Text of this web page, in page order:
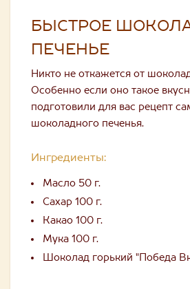
БЫСТРОЕ
ПЕЧЕНЬЕ
Никто не откажется от
Особенно если оно такое
подготовили для вас рецепт
шоколадного печенья.
Ингредиенты:
Масло 50 г.
Сахар 100 г.
Какао 100 г.
Мука 100 г.
Шоколад горький "Победа